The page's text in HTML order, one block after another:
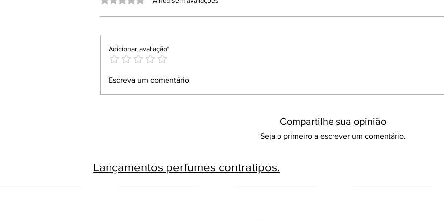
Adicionar avaliação*
Escreva um comentário
Compartilhe sua opinião
Seja o primeiro a escrever um comentário.
Lançamentos perfumes contratipos.